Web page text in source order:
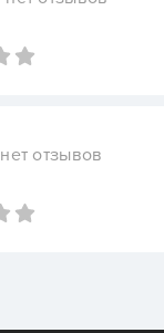
нет отзывов